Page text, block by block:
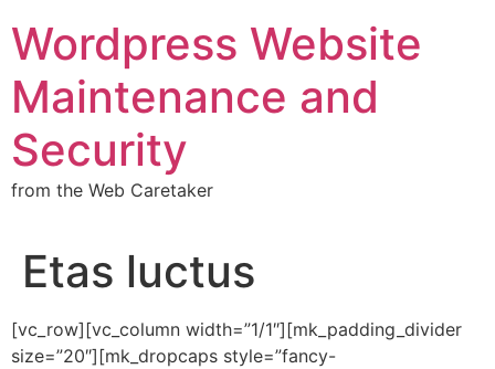
Wordpress Website
Maintenance and
Security
from the Web Caretaker
Etas luctus
[vc_row][vc_column width=”1/1″][mk_padding_divider
size=”20″][mk_dropcaps style=”fancy-